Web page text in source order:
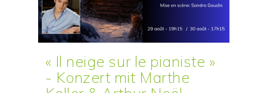
« Il neige sur le pianiste »
- Konzert mit Marthe